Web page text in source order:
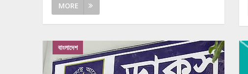
MORE
বাংলাদেশ